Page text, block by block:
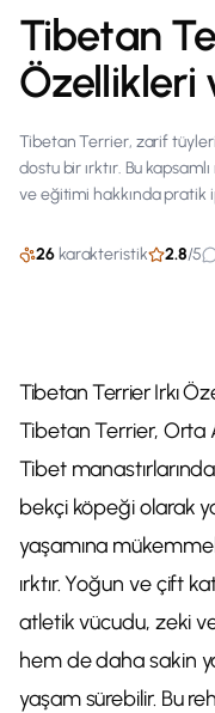
Tibetan
Özellikleri
Tibetan Terrier, zarif
dostu bir ırktır. Bu
ve eğitimi hakkında pratik
26 karakteristik 2.8/5
Tibetan Terrier Irkı
Tibetan Terrier, Orta
Tibet
bekçi köpeği olarak
yaşamına
ırktır. Yoğun ve çift
atletik vücudu, zeki
hem de daha sakin
yaşam sürebilir. Bu